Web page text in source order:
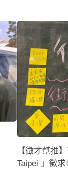
【徵才幫推
Taipei 」徵